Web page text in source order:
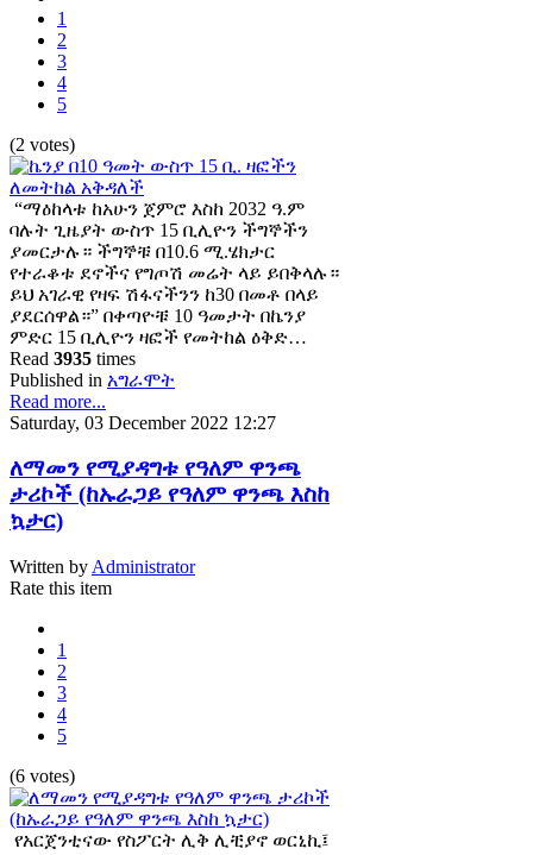
1
2
3
4
5
(2 votes)
“ማዕከላቱ ከአሁን ጀምሮ እስከ 2032 ዓ.ም
ባሉት ጊዜያት ውስጥ 15 ቢሊዮን ችግኞችን
ያመርታሉ። ችግኞቹ በ10.6 ሚ.ሄክታር
የተራቆቱ ደኖችና የግጦሽ መሬት ላይ ይበቅላሉ።
ይህ አገራዊ የዛፍ ሽፋናችንን ከ30 በመቶ በላይ
ያደርሰዋል።” በቀጣዮቹ 10 ዓመታት በኬንያ
ምድር 15 ቢሊዮን ዛፎች የመትከል ዕቅድ…
Read 3935 times
Published in አግራሞት
Read more...
Saturday, 03 December 2022 12:27
ለማመን የሚያዳግቱ የዓለም ዋንጫ
ታሪኮች (ከኡራጋይ የዓለም ዋንጫ እስከ
ኳታር)
Written by Administrator
Rate this item
1
2
3
4
5
(6 votes)
የአርጀንቲናው የስፖርት ሊቅ ሊቺያኖ ወርኒኪ፤